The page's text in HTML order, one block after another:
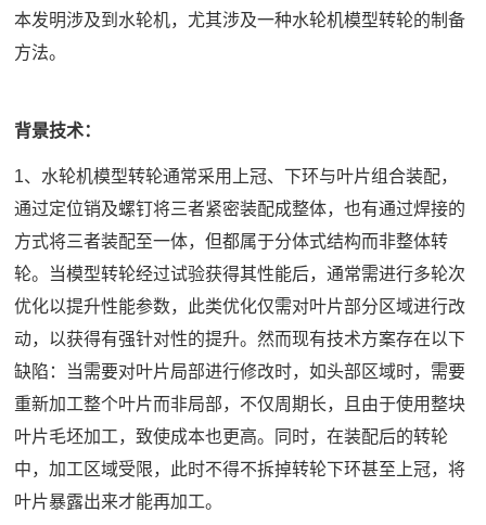
本发明涉及到水轮机，尤其涉及一种水轮机模型转轮的制备
方法。
背景技术：
1、水轮机模型转轮通常采用上冠、下环与叶片组合装配，
通过定位销及螺钉将三者紧密装配成整体，也有通过焊接的
方式将三者装配至一体，但都属于分体式结构而非整体转
轮。当模型转轮经过试验获得其性能后，通常需进行多轮次
优化以提升性能参数，此类优化仅需对叶片部分区域进行改
动，以获得有强针对性的提升。然而现有技术方案存在以下
缺陷：当需要对叶片局部进行修改时，如头部区域时，需要
重新加工整个叶片而非局部，不仅周期长，且由于使用整块
叶片毛坯加工，致使成本也更高。同时，在装配后的转轮
中，加工区域受限，此时不得不拆掉转轮下环甚至上冠，将
叶片暴露出来才能再加工。